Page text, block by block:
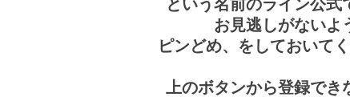
お見逃しがないよ
ピンどめ、をしておいてく
上のボタンから登録でき